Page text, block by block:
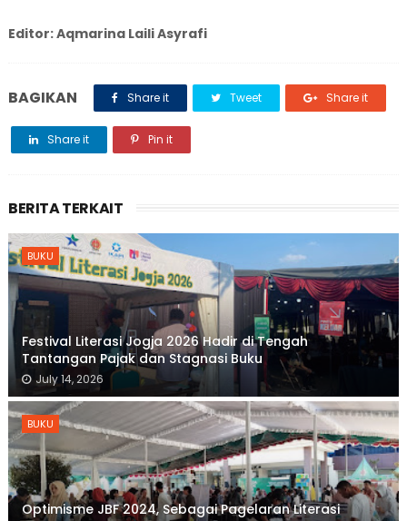
Editor: Aqmarina Laili Asyrafi
BAGIKAN Share it Tweet Share it
Share it Pin it
BERITA TERKAIT
BUKU
Festival Literasi Jogja 2026 Hadir di Tengah
Tantangan Pajak dan Stagnasi Buku
July 14, 2026
BUKU
Optimisme JBF 2024, Sebagai Pagelaran Literasi